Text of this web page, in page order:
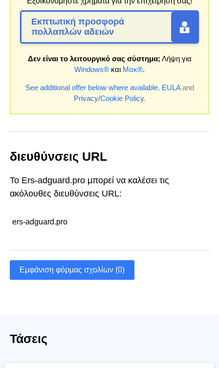
Εκπτωτική προσφορά
πολλαπλών αδειών
Δεν είναι το λειτουργικό σας σύστημα; Λήψη για
Windows® και Μακ®.
See additional offer below where available. EULAand
Privacy/Cookie Policy.
διευθύνσεις URL
Το Ers-adguard.pro μπορεί να καλέσει τις
ακόλουθες διευθύνσεις URL:
ers-adguard.pro
Εμφάνιση φόρμας σχολίων (0)
Τάσεις